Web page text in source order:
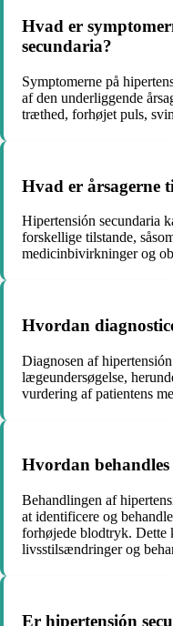
Hvad er
secundaria?
Symptomerne på
af den underliggende
træthed, forhøjet puls,
Hvad er årsagerne
Hipertensión secundaria
forskellige tilstande,
medicinbivirkninger og
Hvordan
Diagnosen af
lægeundersøgelse,
vurdering af patientens
Hvordan
Behandlingen af
at identificere og
forhøjede blodtryk. Dette
livsstilsændringer og
Er hipertensión